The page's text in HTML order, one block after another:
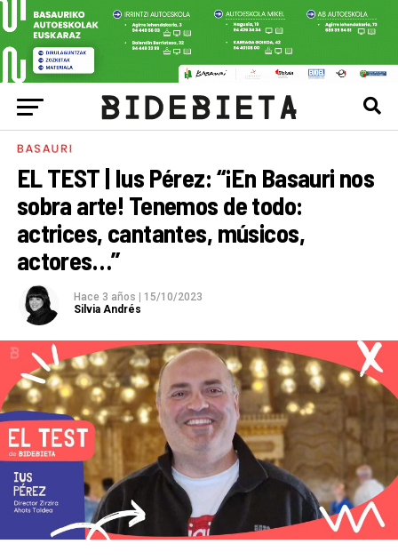
BASAURI
EL TEST | Ius Pérez: “¡En Basauri nos
sobra arte! Tenemos de todo:
actrices, cantantes, músicos,
actores…”
Hace 3 años
15/10/2023
Silvia Andrés